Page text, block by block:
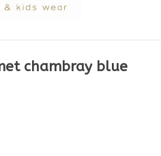
chambray blue